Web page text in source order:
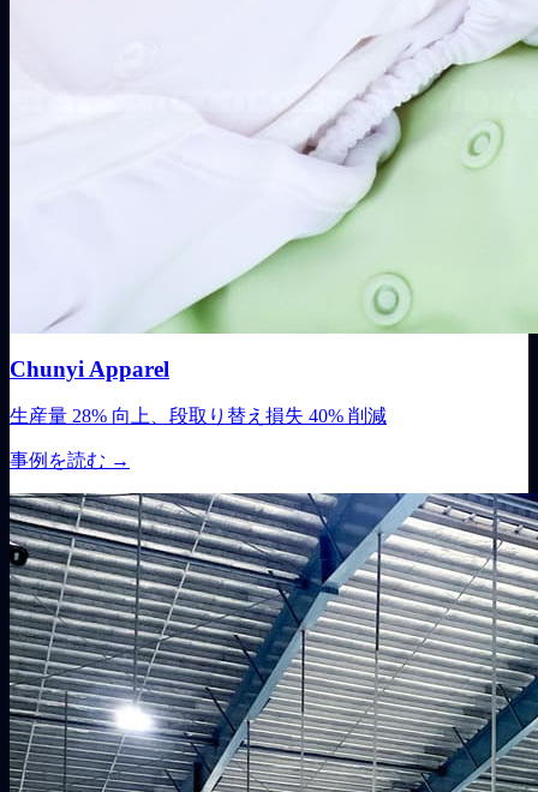
Chunyi Apparel
生産量 28% 向上、段取り替え損失 40% 削減
事例を読む →